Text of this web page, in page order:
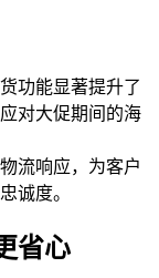
功能显著提升了
对大促期间的海
流响应，为客户
诚度。
省心